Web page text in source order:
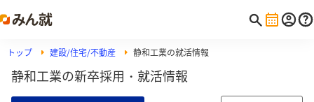
トップ 建設/住宅/不動産 静和工業の就活情報
静和工業の新卒採用・就活情報